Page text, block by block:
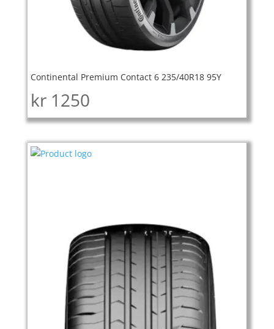
Continental Premium Contact 6 235/40R18 95Y
kr 1250